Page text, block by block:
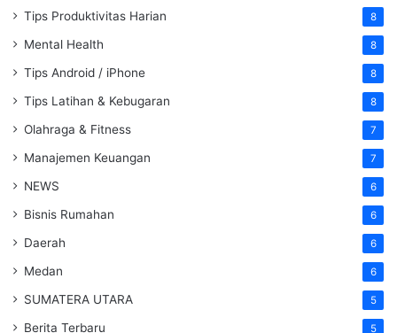
Tips Produktivitas Harian 8
Mental Health 8
Tips Android / iPhone 8
Tips Latihan & Kebugaran 8
Olahraga & Fitness 7
Manajemen Keuangan 7
NEWS 6
Bisnis Rumahan 6
Daerah 6
Medan 6
SUMATERA UTARA 5
Berita Terbaru 5